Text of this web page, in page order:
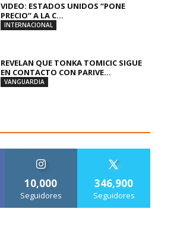
VIDEO: ESTADOS UNIDOS “PONE
PRECIO” A LA C...
INTERNACIONAL
REVELAN QUE TONKA TOMICIC SIGUE
EN CONTACTO CON PARIVE...
VANGUARDIA
10,000
Seguidores
346,900
Seguidores